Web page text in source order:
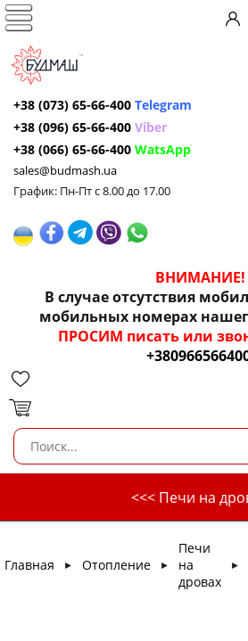
+38 (073) 65-66-400 Telegram
+38 (096) 65-66-400 Viber
+38 (066) 65-66-400 WatsApp
sales@budmash.ua
График: Пн-Пт с 8.00 до 17.00
ВНИМАНИЕ!
В случае отсутствия
мобильных номерах
ПРОСИМ писать или
<<< Печи на
Главная ► Отопление ►
Печи
на
дровах
►